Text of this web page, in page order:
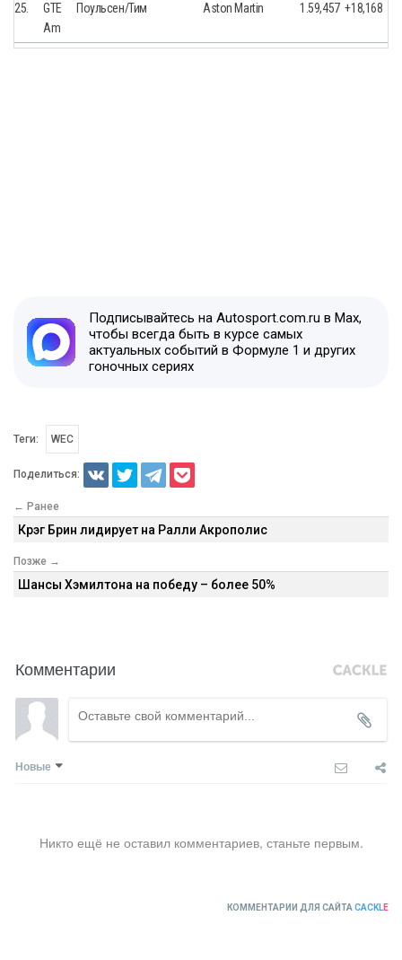
25.
GTE
Am
Поульсен/Тим Aston Martin 1.59,457 +18,168
Подписывайтесь на Autosport.com.ru в Max,
чтобы всегда быть в курсе самых
актуальных событий в Формуле 1 и других
гоночных сериях
Теги: WEC
Поделиться:
← Ранее
Крэг Брин лидирует на Ралли Акрополис
Позже →
Шансы Хэмилтона на победу – более 50%
Комментарии
Новые
Никто ещё не оставил комментариев, станьте первым.
КОММЕНТАРИИ ДЛЯ САЙТА CACKLE